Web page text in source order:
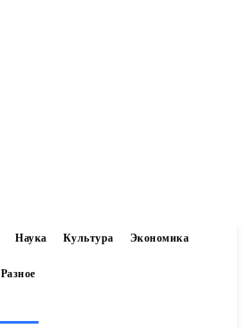
Наука Культура Экономика
Разное